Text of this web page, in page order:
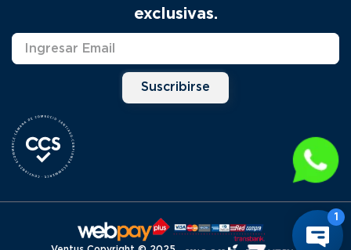
Solicitud Servicio Técnico
Marcas
Distribuidores
exclusivas.
Suscribirse